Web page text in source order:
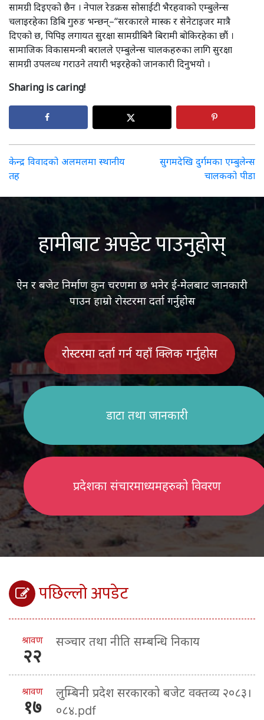
सामग्री दिइएको छैन । नेपाल रेडक्रस सोसाईटी भैरहवाको एम्बुलेन्स
चलाइरहेका डिबि गुरुङ भन्छन्–“सरकारले मास्क र सेनेटाइजर मात्रै
दिएको छ, पिपिइ लगायत सुरक्षा सामग्रीबिनै बिरामी बोकिरहेका छौं ।
सामाजिक विकासमन्त्री बरालले एम्बुलेन्स चालकहरुका लागि सुरक्षा
सामग्री उपलव्ध गराउने तयारी भइरहेको जानकारी दिनुभयो ।
Sharing is caring!
Post
navigation
केन्द्र विवादको अलमलमा स्थानीय
तह
सुगमदेखि दुर्गमका एम्बुलेन्स
चालकको पीडा
हामीबाट अपडेट पाउनुहोस्
ऐन र बजेट निर्माण कुन चरणमा छ भनेर ई-मेलबाट जानकारी
पाउन हाम्रो रोस्टरमा दर्ता गर्नुहोस
रोस्टरमा दर्ता गर्न यहाँ क्लिक गर्नुहोस
डाटा तथा जानकारी
प्रदेशका संचारमाध्यमहरुको विवरण
पछिल्लो अपडेट
श्रावण
२२
सञ्चार तथा नीति सम्बन्धि निकाय
श्रावण
१७
लुम्बिनी प्रदेश सरकारको बजेट वक्तव्य २०८३।
०८४.pdf